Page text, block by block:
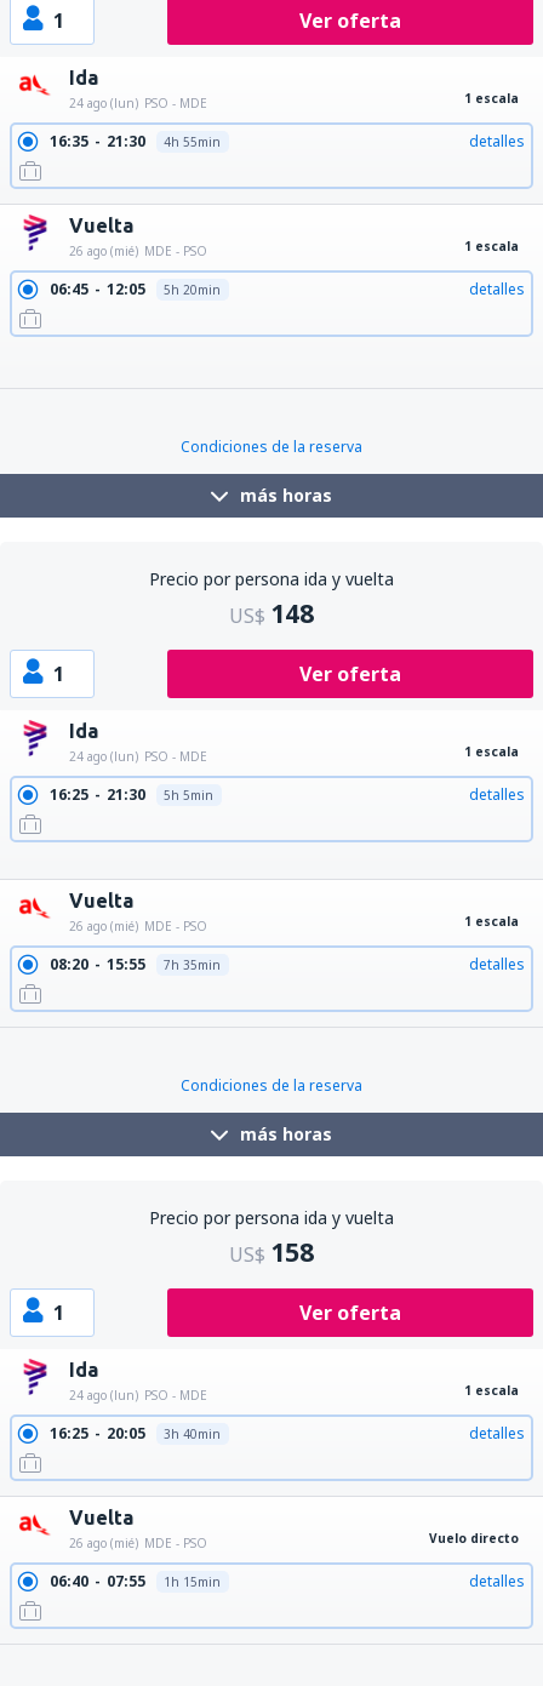
1 Ver oferta
Ida
24 ago (lun) PSO - MDE 1 escala
16:35 21:30 4h 55min detalles
Vuelta
26 ago (mié) MDE - PSO 1 escala
06:45 12:05 5h 20min detalles
Condiciones de la reserva
más horas
Precio por persona ida y vuelta
US$ 148
1 Ver oferta
Ida
24 ago (lun) PSO - MDE 1 escala
16:25 21:30 5h 5min detalles
Vuelta
26 ago (mié) MDE - PSO 1 escala
08:20 15:55 7h 35min detalles
Condiciones de la reserva
más horas
Precio por persona ida y vuelta
US$ 158
1 Ver oferta
Ida
24 ago (lun) PSO - MDE 1 escala
16:25 20:05 3h 40min detalles
Vuelta
26 ago (mié) MDE - PSO Vuelo directo
06:40 07:55 1h 15min detalles